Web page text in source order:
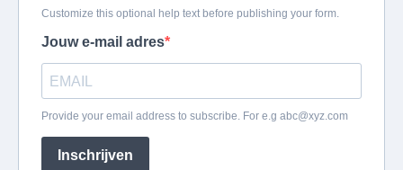
Customize this optional help text before publishing your form.
Jouw e-mail adres
Provide your email address to subscribe. For e.g abc@xyz.com
Inschrijven